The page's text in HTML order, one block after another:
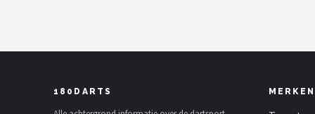
180DARTS MERKEN